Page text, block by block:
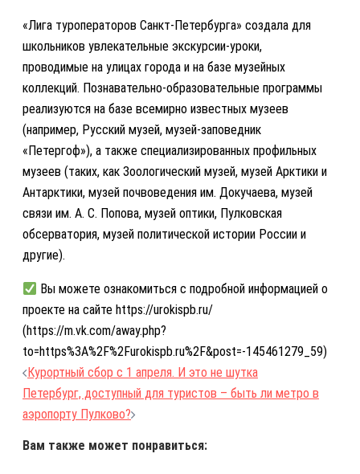
«Лига туроператоров Санкт-Петербурга» создала для
школьников увлекательные экскурсии-уроки,
проводимые на улицах города и на базе музейных
коллекций. Познавательно-образовательные программы
реализуются на базе всемирно известных музеев
(например, Русский музей, музей-заповедник
«Петергоф»), а также специализированных профильных
музеев (таких, как Зоологический музей, музей Арктики и
Антарктики, музей почвоведения им. Докучаева, музей
связи им. А. С. Попова, музей оптики, Пулковская
обсерватория, музей политической истории России и
другие).
Вы можете ознакомиться с подробной информацией о
проекте на сайте https://urokispb.ru/
(https://m.vk.com/away.php?
to=https%3A%2F%2Furokispb.ru%2F&post=-145461279_59)
Навигация
по
записям
Курортный сбор с 1 апреля. И это не шутка
Петербург, доступный для туристов – быть ли метро в
аэропорту Пулково?
Вам также может понравиться: